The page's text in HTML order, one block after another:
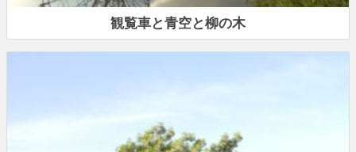
観覧車と青空と柳の木